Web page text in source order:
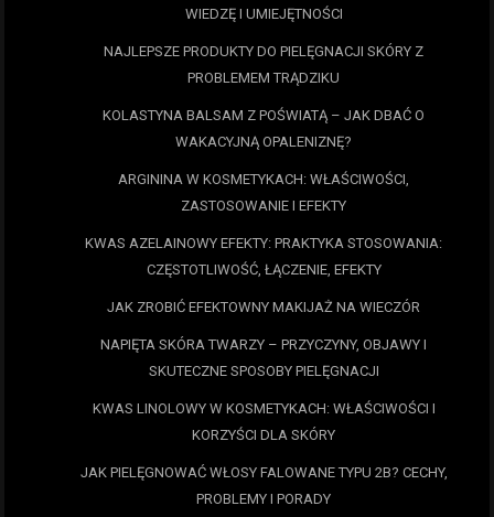
WIEDZĘ I UMIEJĘTNOŚCI
NAJLEPSZE PRODUKTY DO PIELĘGNACJI SKÓRY Z
PROBLEMEM TRĄDZIKU
KOLASTYNA BALSAM Z POŚWIATĄ – JAK DBAĆ O
WAKACYJNĄ OPALENIZNĘ?
ARGININA W KOSMETYKACH: WŁAŚCIWOŚCI,
ZASTOSOWANIE I EFEKTY
KWAS AZELAINOWY EFEKTY: PRAKTYKA STOSOWANIA:
CZĘSTOTLIWOŚĆ, ŁĄCZENIE, EFEKTY
JAK ZROBIĆ EFEKTOWNY MAKIJAŻ NA WIECZÓR
NAPIĘTA SKÓRA TWARZY – PRZYCZYNY, OBJAWY I
SKUTECZNE SPOSOBY PIELĘGNACJI
KWAS LINOLOWY W KOSMETYKACH: WŁAŚCIWOŚCI I
KORZYŚCI DLA SKÓRY
JAK PIELĘGNOWAĆ WŁOSY FALOWANE TYPU 2B? CECHY,
PROBLEMY I PORADY